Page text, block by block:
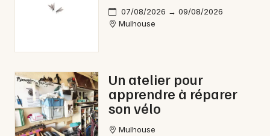
68 - Haut-Rhin
Mon email
07/08/2026 → 09/08/2026
Mulhouse
Un atelier pour
apprendre à réparer
son vélo
Mulhouse